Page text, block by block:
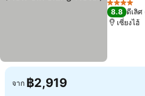
4 ดาว
8.8 ดีเลิศ
เซี่ยงไฮ้
จาก ฿2,919